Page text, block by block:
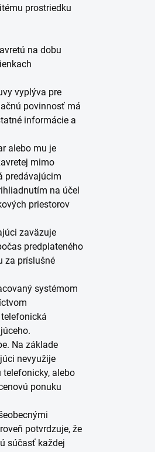
prostriedku
na dobu
vyplýva pre
povinnosť má
informácie a
alebo mu je
mimo
predávajúcim
na účel
priestorov
zaväzuje
predplateného
za príslušné
systémom
Na základe
nevyužije
alebo
ponuku
potvrdzuje, že
súčasť každej